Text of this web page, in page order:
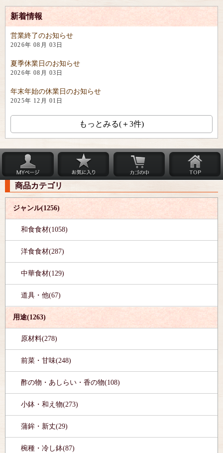
新着情報
営業終了のお知らせ
2026年 08月 03日
夏季休業日のお知らせ
2026年 08月 03日
年末年始の休業日のお知らせ
2025年 12月 01日
もっとみる(＋3件)
商品カテゴリ
ジャンル(1256)
和食食材(1058)
洋食食材(287)
中華食材(129)
道具・他(67)
用途(1263)
原材料(278)
前菜・甘味(248)
酢の物・あしらい・香の物(108)
小鉢・和え物(273)
蒲鉾・新丈(29)
椀種・冷し鉢(87)